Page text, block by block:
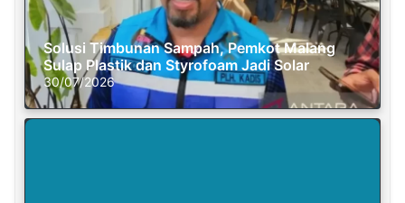
Solusi Timbunan Sampah, Pemkot Malang
Sulap Plastik dan Styrofoam Jadi Solar
30/07/2026